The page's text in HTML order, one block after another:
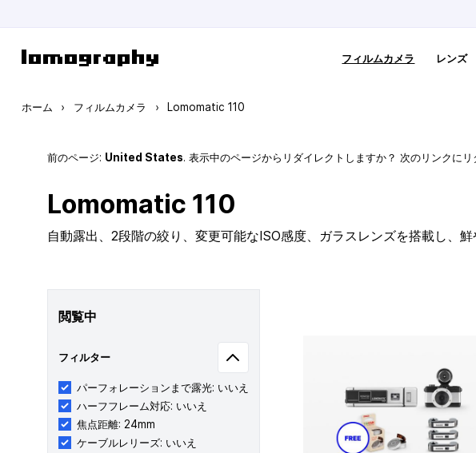
フィルムカメラ レンズ
ホーム › フィルムカメラ › Lomomatic 110
前のページ: United States. 表示中のページからリダイレクトしますか？ 次のリンクにリ
Lomomatic 110
自動露出、2段階の絞り、変更可能なISO感度、ガラスレンズを搭載し、
閲覧中
フィルター
パーフォレーションまで露光: いいえ
ハーフフレーム対応: いいえ
焦点距離: 24mm
ケーブルレリーズ: いいえ